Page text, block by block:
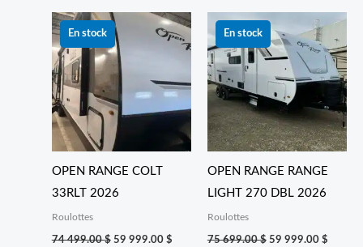
En stock
OPEN RANGE COLT
33RLT 2026
Roulottes
74 499.00$
Le
prix
initial
était :
74 499.00 $.
59 999.00 $
Le
prix
actuel
59 999.00 $.
En stock
OPEN RANGE RANGE
LIGHT 270 DBL 2026
Roulottes
75 699.00$
prix
initial
était :
75 699.00 $.
59 999.00 $
actuel
est :
59